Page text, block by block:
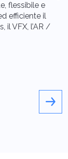
flessibile e
efficiente il
il VFX, l’AR /